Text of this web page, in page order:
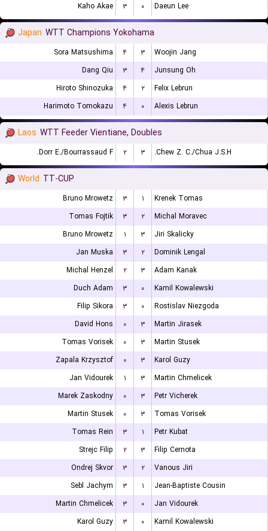
Kaho Akae
۳ ۰ Daeun Lee
Japan WTT Champions Yokohama
Sora Matsushima ۴ ۳
Woojin Jang
Dang Qiu
۳ ۴
Junsung Oh
Hiroto Shinozuka
۴ ۲
Felix Lebrun
Harimoto Tomokazu
۴ ۰ Alexis Lebrun
Laos WTT Feeder Vientiane, Doubles
Dorr E./Bourrassaud F. ۲ ۳ Chew Z. C./Chua J.S.H.
World TT-CUP
Bruno Mrowetz ۳ ۱
Krenek Tomas
Tomas Fojtik
۳ ۲
Michal Moravec
Bruno Mrowetz
۱ ۳
Jiri Skalicky
Jan Muska
۳ ۲
Dominik Lengal
Michal Henzel
۲ ۳
Adam Kanak
Duch Adam
۳ ۰
Kamil Kowalewski
Filip Sikora
۳ ۰
Rostislav Niezgoda
David Hons
۰ ۳
Martin Jirasek
Tomas Vorisek
۰ ۳
Martin Stusek
Zapala Krzysztof
۰ ۳
Karol Guzy
Jan Vidourek
۱ ۳
Martin Chmelicek
Marek Zaskodny
۰ ۳
Petr Vicherek
Martin Stusek
۰ ۳
Tomas Vorisek
Tomas Rein
۳ ۱
Petr Kubat
Strejc Filip
۲ ۳
Filip Cernota
Ondrej Skvor
۳ ۲
Vanous Jiri
Sebl Jachym
۳ ۱
Jean-Baptiste Cousin
Martin Chmelicek
۳ ۰
Jan Vidourek
Karol Guzy
۳ ۰
Kamil Kowalewski